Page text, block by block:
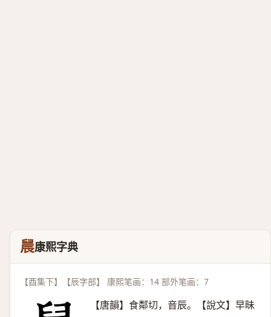
䢅康熙字典
【酉集下】【辰字部】 康熙笔画：14 部外笔画：7
【唐韻】食鄰切，音辰。【說文】早昧